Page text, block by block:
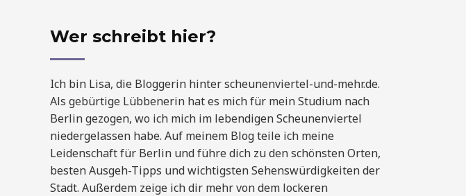
Wer schreibt hier?
Ich bin Lisa, die Bloggerin hinter scheunenviertel-und-mehr.de.
Als gebürtige Lübbenerin hat es mich für mein Studium nach
Berlin gezogen, wo ich mich im lebendigen Scheunenviertel
niedergelassen habe. Auf meinem Blog teile ich meine
Leidenschaft für Berlin und führe dich zu den schönsten Orten,
besten Ausgeh-Tipps und wichtigsten Sehenswürdigkeiten der
Stadt. Außerdem zeige ich dir mehr von dem lockeren